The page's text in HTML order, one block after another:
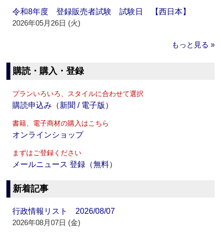
令和8年度 登録販売者試験 試験日 【西日本】
2026年05月26日 (火)
もっと見る »
購読・購入・登録
プランいろいろ、スタイルに合わせて選択
購読申込み（新聞 / 電子版）
書籍、電子商材の購入はこちら
オンラインショップ
まずはご登録ください
メールニュース 登録（無料）
新着記事
行政情報リスト 2026/08/07
2026年08月07日 (金)